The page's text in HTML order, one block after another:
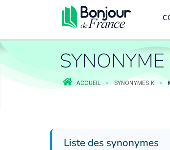
ACCUEIL > SYNONYMES K >
Liste des synonymes